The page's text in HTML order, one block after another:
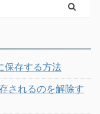
保存する方法
されるのを解除す